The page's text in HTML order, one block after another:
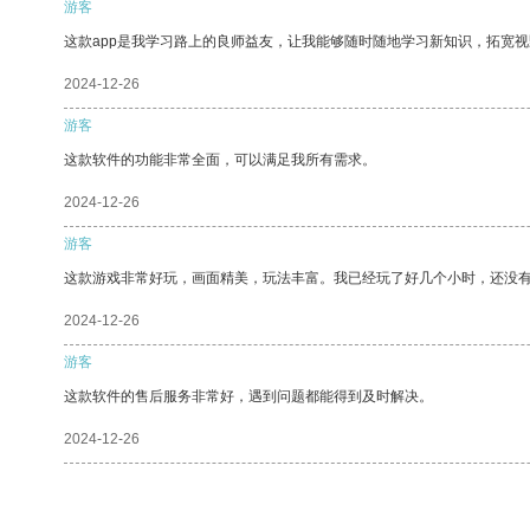
游客
这款app是我学习路上的良师益友，让我能够随时随地学习新知识，拓宽视
2024-12-26
游客
这款软件的功能非常全面，可以满足我所有需求。
2024-12-26
游客
这款游戏非常好玩，画面精美，玩法丰富。我已经玩了好几个小时，还没有
2024-12-26
游客
这款软件的售后服务非常好，遇到问题都能得到及时解决。
2024-12-26